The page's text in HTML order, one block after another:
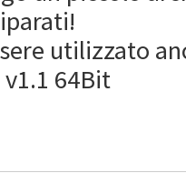
utilizzato
v1.1 64Bit